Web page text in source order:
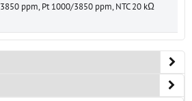
ppm, Pt 1000/3850 ppm, NTC 20 kΩ